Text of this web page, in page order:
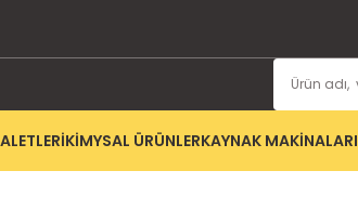
KİMYSAL ÜRÜNLERKAYNAK MAKİNALARI